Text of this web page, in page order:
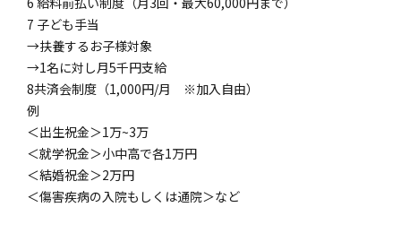
7 子ども手当
→扶養するお子様対象
→1名に対し月5千円支給
8共済会制度（1,000円/月 ※加入自由）
例
＜出生祝金＞1万~3万
＜就学祝金＞小中高で各1万円
＜結婚祝金＞2万円
＜傷害疾病の入院もしくは通院＞など